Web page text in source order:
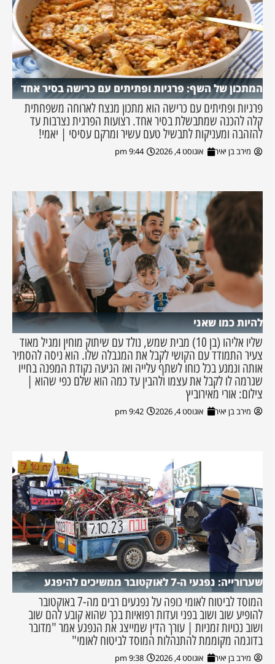
המתכון של השף: פרגיות ופתיתים עם כרישה בסיר אחד
פרגיות ופתיתים עם כרישה הוא מתכון מנצח לארוחה משפחתית
קלה להכנה שמתבשלת בסיר אחד. רצועות הפרגית נצרבות עד
להזהבה ומעניקות לתבשיל טעם עשיר ומרקם עסיסי | יאמי!
מירב בן יאיר אוגוסט 4, 2026 9:44 pm
להיות כמו שאני
שליו אליהו (בן 10) מבית שמש, נולד עם שיתוק מוחין ומגיל מאוד
צעיר התמודד עם הקושי לקבל את המגבלה שלו. הוא ניסה להסתיר
אותה ונמנע בכל כוחו לשתף עלייה ואז הגיעה נקודת המפנה בחייו
שגרמה לו לקבל את עצמו ולהבין עד כמה הוא שלם כפי שהוא |
צילום: אורי מאירוביץ
מירב בן יאיר אוגוסט 4, 2026 9:42 pm
שערורייה: נפגעי ה-7 לאוקטובר ממשיכים להיפגע
המוסד לביטוח לאומי כופה על נפגעים רבים מה-7 באוקטובר
להופיע שוב ושוב בפני ועדות רפואיות בכך שהוא קובע להם שוב
ושוב נכויות זמניות | עורך הדין שמייצג את הנפגע אמר "מדובר
בדוגמה מקוממת להתנהלות המוסד לביטוח לאומי"
מירב בן יאיר אוגוסט 4, 2026 9:38 pm